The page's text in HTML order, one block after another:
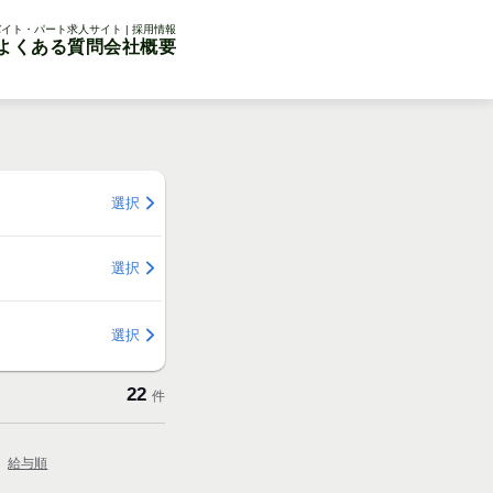
ト・パート求人サイト | 採用情報
くある質問会社概要
選択
選択
選択
22 件
給与順